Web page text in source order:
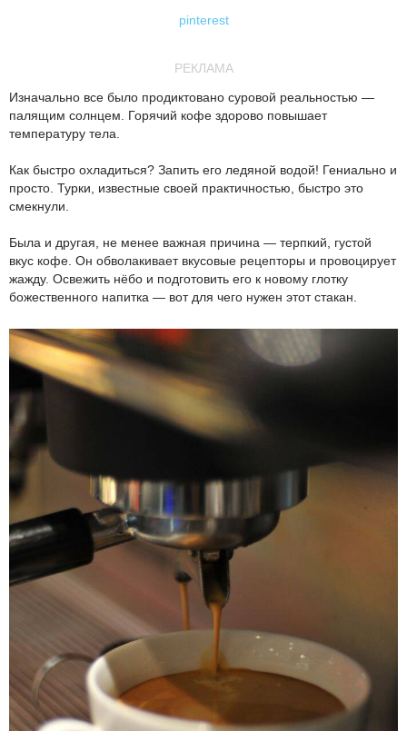
pinterest
РЕКЛАМА
Изначально все было продиктовано суровой реальностью —
палящим солнцем. Горячий кофе здорово повышает
температуру тела.
Как быстро охладиться? Запить его ледяной водой! Гениально и
просто. Турки, известные своей практичностью, быстро это
смекнули.
Была и другая, не менее важная причина — терпкий, густой
вкус кофе. Он обволакивает вкусовые рецепторы и провоцирует
жажду. Освежить нёбо и подготовить его к новому глотку
божественного напитка — вот для чего нужен этот стакан.